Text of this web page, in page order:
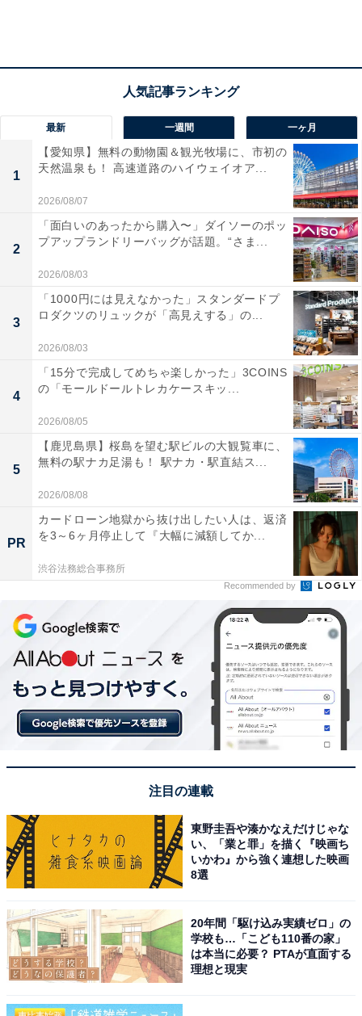
最新 一週間 一ヶ月
1
【愛知県】無料の動物園＆観光牧場に、市初の
天然温泉も！ 高速道路のハイウェイオア...
2026/08/07
2
「面白いのあったから購入〜」ダイソーのポッ
プアップランドリーバッグが話題。“さま...
2026/08/03
3
「1000円には見えなかった」スタンダードプ
ロダクツのリュックが「高見えする」の...
2026/08/03
4
「15分で完成してめちゃ楽しかった」3COINS
の「モールドールトレカケースキッ...
2026/08/05
5
【鹿児島県】桜島を望む駅ビルの大観覧車に、
無料の駅ナカ足湯も！ 駅ナカ・駅直結ス...
2026/08/08
PR
カードローン地獄から抜け出したい人は、返済
を3～6ヶ月停止して『大幅に減額してか...
渋谷法務総合事務所
Recommended by
注目の連載
東野圭吾や湊かなえだけじゃな
い、「業と罪」を描く『映画ち
いかわ』から強く連想した映画
8選
20年間「駆け込み実績ゼロ」の
学校も…「こども110番の家」
は本当に必要？ PTAが直面する
理想と現実